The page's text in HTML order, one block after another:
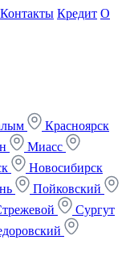
Контакты Кредит О
Красноярск
Миасс
Новосибирск
Пойковский
Сургут